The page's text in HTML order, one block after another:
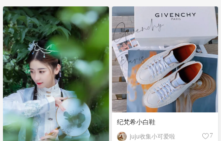
纪梵希小白鞋
juju收集小可爱啦 7